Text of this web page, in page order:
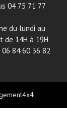
04 75 71 77
du lundi au
de 14H à 19H
84 60 36 82